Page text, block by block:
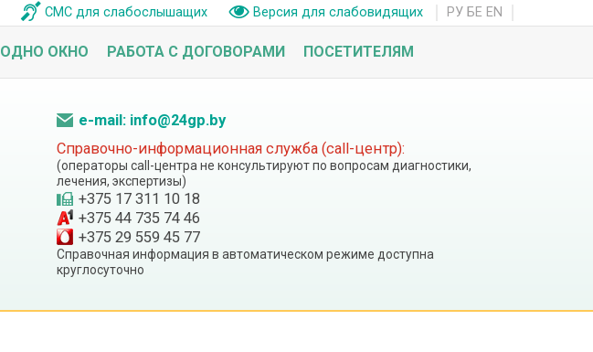
СМС для слабослышащих Версия для слабовидящих РУ БЕ EN
ОДНО ОКНО РАБОТА С ДОГОВОРАМИ ПОСЕТИТЕЛЯМ
e-mail: info@24gp.by
Справочно-информационная служба (call-центр):
(операторы call-центра не консультируют по вопросам диагностики,
лечения, экспертизы)
+375 17 311 10 18
+375 44 735 74 46
+375 29 559 45 77
Справочная информация в автоматическом режиме доступна
круглосуточно